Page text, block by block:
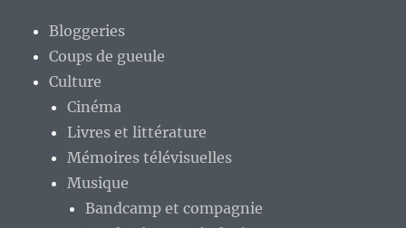
Bloggeries
Coups de gueule
Culture
Cinéma
Livres et littérature
Mémoires télévisuelles
Musique
Bandcamp et compagnie